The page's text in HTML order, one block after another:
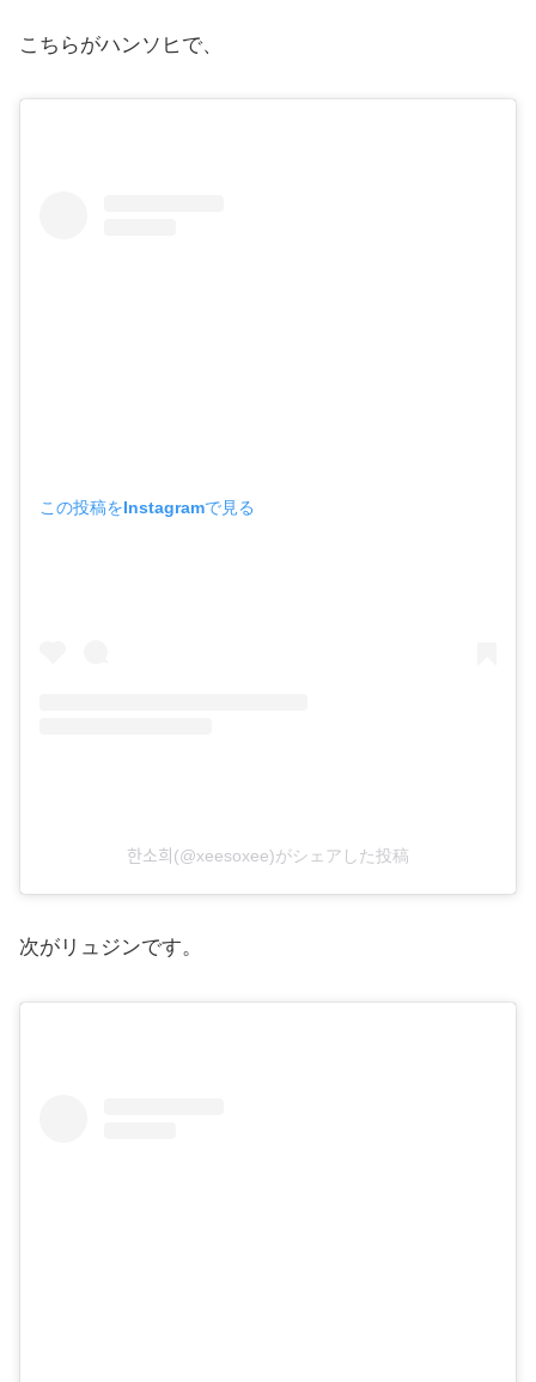
こちらがハンソヒで、
この投稿をInstagramで見る
한소희(@xeesoxee)がシェアした投稿
次がリュジンです。